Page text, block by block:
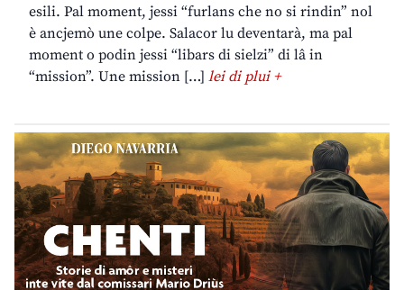
esili. Pal moment, jessi “furlans che no si rindin” nol
è ancjemò une colpe. Salacor lu deventarà, ma pal
moment o podin jessi “libars di sielzi” di lâ in
“mission”. Une mission […] lei di plui +